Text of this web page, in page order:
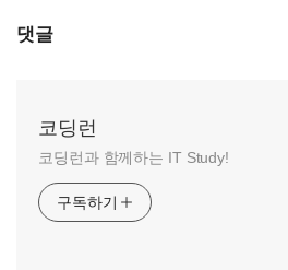
댓글
코딩런
코딩런과 함께하는 IT Study!
구독하기